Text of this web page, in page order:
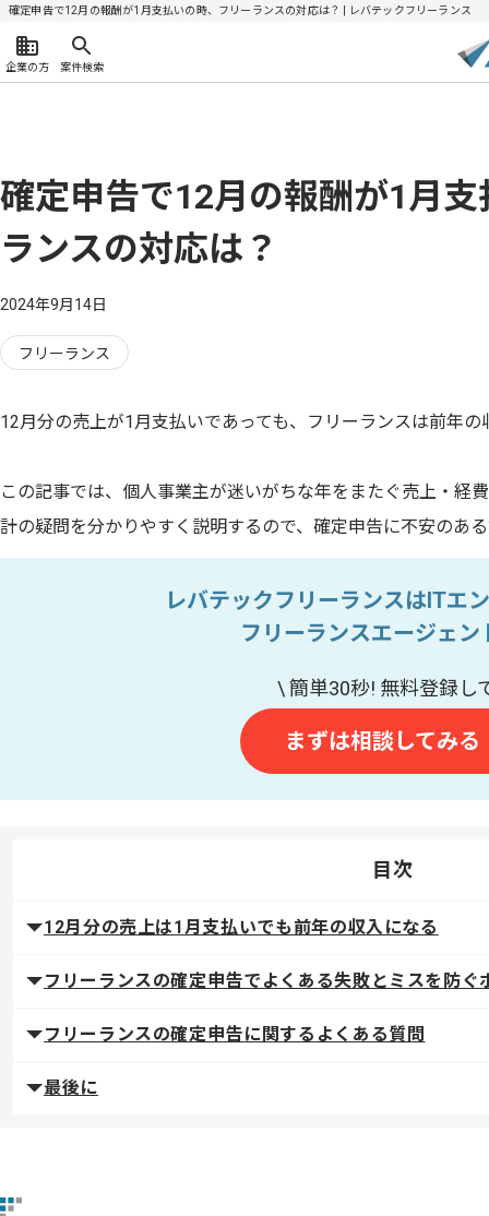
確定申告で12月の報酬が1月支払いの時、フリーランスの対応は？ | レバテックフリーランス
企業の方 案件検索
確定申告で12月の報酬が1月
ランスの対応は？
2024年9月14日
フリーランス
12月分の売上が1月支払いであっても、フリーランスは前年
この記事では、個人事業主が迷いがちな年をまたぐ売上・経
計の疑問を分かりやすく説明するので、確定申告に不安のあ
レバテックフリーランスはITエ
フリーランスエージェン
まずは相談してみる
目次
12月分の売上は1月支払いでも前年の収入になる
フリーランスの確定申告でよくある失敗とミスを防ぐ
フリーランスの確定申告に関するよくある質問
最後に